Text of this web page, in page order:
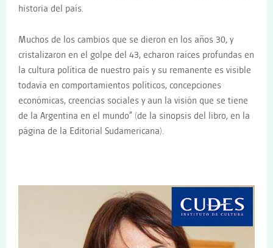
historia del país.
Muchos de los cambios que se dieron en los años 30, y
cristalizaron en el golpe del 43, echaron raíces profundas en
la cultura política de nuestro país y su remanente es visible
todavía en comportamientos políticos, concepciones
económicas, creencias sociales y aun la visión que se tiene
de la Argentina en el mundo” (de la sinopsis del libro, en la
página de la Editorial Sudamericana).